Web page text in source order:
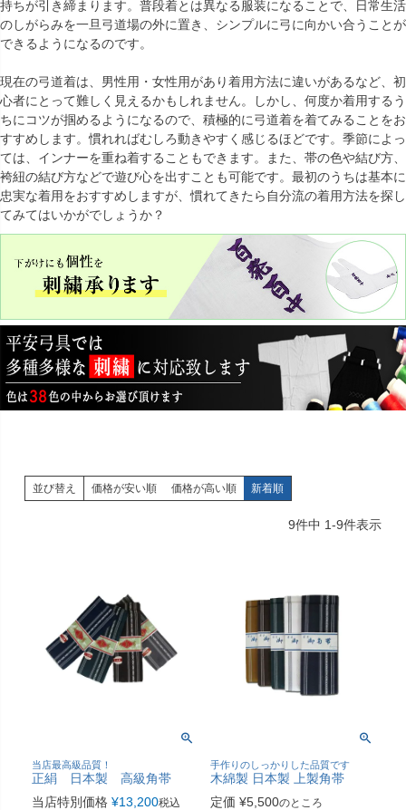
持ちが引き締まります。普段着とは異なる服装になることで、日常生活
のしがらみを一旦弓道場の外に置き、シンプルに弓に向かい合うことが
できるようになるのです。
現在の弓道着は、男性用・女性用があり着用方法に違いがあるなど、初
心者にとって難しく見えるかもしれません。しかし、何度か着用するう
ちにコツが掴めるようになるので、積極的に弓道着を着てみることをお
すすめします。慣れればむしろ動きやすく感じるほどです。季節によっ
ては、インナーを重ね着することもできます。また、帯の色や結び方、
袴紐の結び方などで遊び心を出すことも可能です。最初のうちは基本に
忠実な着用をおすすめしますが、慣れてきたら自分流の着用方法を探し
てみてはいかがでしょうか？
並び替え 価格が安い順 価格が高い順 新着順
9件中 1-9件表示
当店最高級品質！
正絹 日本製 高級角帯
当店特別価格 ¥13,200税込
手作りのしっかりした品質です
木綿製 日本製 上製角帯
定価 ¥5,500のところ